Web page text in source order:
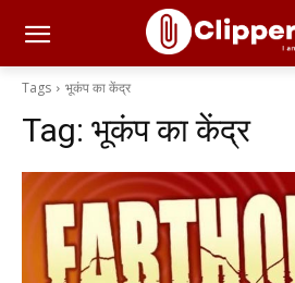
Tags भूकंप का केंद्र
Tag: भूकंप का केंद्र